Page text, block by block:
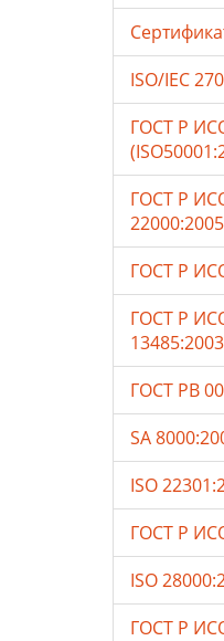
ISO/IEC
ГОСТ Р
ГОСТ Р
22000:2005
ГОСТ Р
ГОСТ Р
ГОСТ РВ
SA
ISO
ГОСТ Р
ISO
ГОСТ Р